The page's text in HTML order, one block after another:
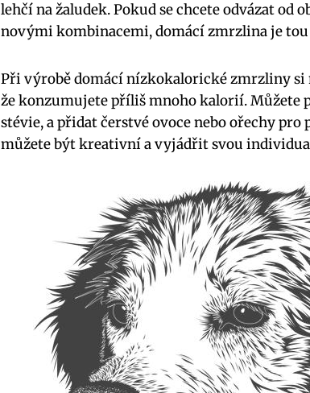
lehčí na žaludek. Pokud se chcete odvázat
novými kombinacemi, domácí zmrzlina je
Při výrobě domácí nízkokalorické zmrzliny si
že konzumujete příliš mnoho kalorií. Můžete
stévie, a přidat čerstvé ovoce nebo ořechy
můžete být kreativní a vyjádřit svou